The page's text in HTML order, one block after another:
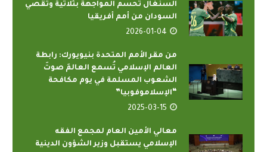
السنغال تحسم المواجهة بثلاثية وتقصي
السودان من أمم أفريقيا
2026-01-04
من مقر الأمم المتحدة بنيويورك: رابطة
العالم الإسلامي تُسمع العالمَ صوتَ
الشعوب المسلمة في يوم مكافحة
“الإسلاموفوبيا”
2025-03-15
معالي الأمين العام لمجمع الفقه
الإسلامي يستقبل وزير الشؤون الدينية